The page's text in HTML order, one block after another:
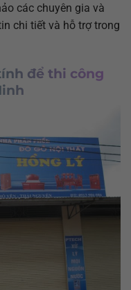
các chuyên gia và
chi tiết và hỗ trợ trong
để thi công